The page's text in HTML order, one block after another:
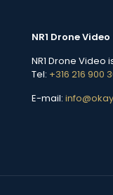
NR1 Drone Video
NR1 Drone
Tel: +316 216 900
E-mail: